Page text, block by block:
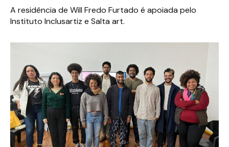
A residência de Will Fredo Furtado é apoiada pelo
Instituto Inclusartiz e Salta art.